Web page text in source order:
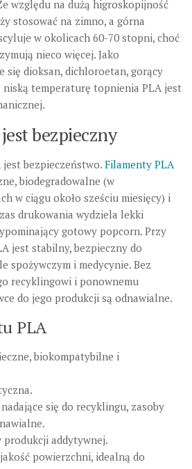
względu na dużą higroskopijność
stosować na zimno, a górna
w okolicach 60-70 stopni, choć
nieco więcej. Jako
się dioksan, dichloroetan, gorący
niską temperaturę topnienia PLA jest
bezpieczny
bezpieczeństwo. Filamenty PLA
biodegradowalne (w
w ciągu około sześciu miesięcy) i
drukowania wydziela lekki
gotowy popcorn. Przy
jest stabilny, bezpieczny do
spożywczym i medycynie. Bez
recyklingowi i ponownemu
do jego produkcji są odnawialne.
PLA
biokompatybilne i
się do recyklingu, zasoby
produkcji addytywnej.
powierzchni, idealną do